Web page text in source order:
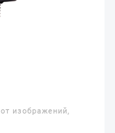
изображений,